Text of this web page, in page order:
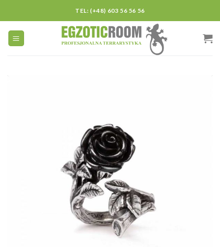
content
TEL: (+48) 603 56 56 56